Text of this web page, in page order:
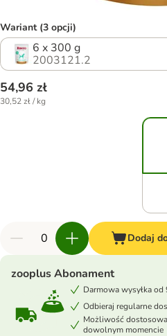
Wariant (3 opcji)
6 x 300 g
2003121.2
54,96 zł
30,52 zł / kg
Dodaj
zooplus Abonament
Darmowa wysyłka od
Odbieraj regularne
Możliwość
dowolnym momencie